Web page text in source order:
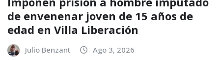
de envenenar joven de 15 años de
edad en Villa Liberación
Julio Benzant Ago 3, 2026